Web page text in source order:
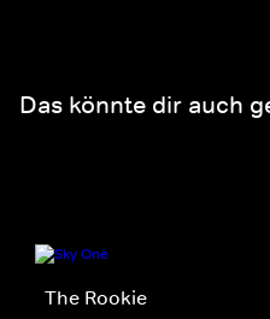
Das könnte dir auch
The Rookie